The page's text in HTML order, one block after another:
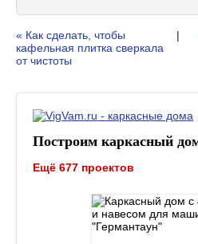
« Как сделать, чтобы
кафельная плитка сверкала
от чистоты
|
Построим каркасный
Ещё 677 проектов